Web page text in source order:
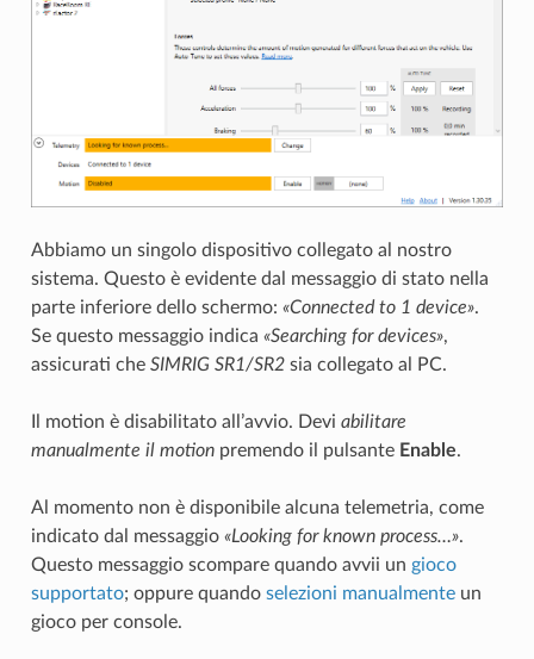
Abbiamo un singolo dispositivo collegato al nostro
sistema. Questo è evidente dal messaggio di stato nella
parte inferiore dello schermo: «Connected to 1 device».
Se questo messaggio indica «Searching for devices»,
assicurati che SIMRIG SR1/SR2sia collegato al PC.
Il motion è disabilitato all’avvio. Devi abilitare
manualmente il motionpremendo il pulsante Enable.
Al momento non è disponibile alcuna telemetria, come
indicato dal messaggio «Looking for known process…».
Questo messaggio scompare quando avvii un gioco
supportato; oppure quando selezioni manualmenteun
gioco per console.